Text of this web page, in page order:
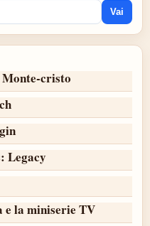
Vai
Monte-cristo
Legacy
e la miniserie TV